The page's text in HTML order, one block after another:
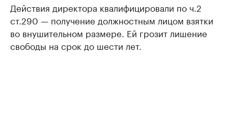
Действия директора квалифицировали по ч.2
ст.290 — получение должностным лицом взятки
во внушительном размере. Ей грозит лишение
свободы на срок до шести лет.